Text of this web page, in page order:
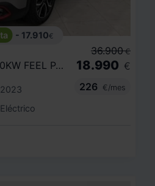
- 17.910€
Ë C4 ELÉCTRICO 100KW FEEL PACK
2023
Eléctrico
36.900 €
18.990 €
226
€/mes